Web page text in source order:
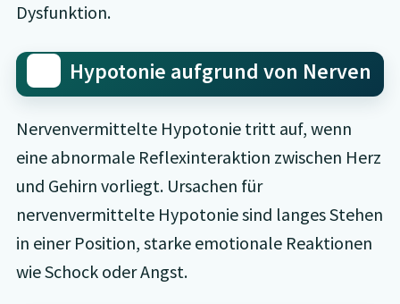
Dysfunktion.
Hypotonie aufgrund von Nerven
Nervenvermittelte Hypotonie tritt auf, wenn
eine abnormale Reflexinteraktion zwischen Herz
und Gehirn vorliegt. Ursachen für
nervenvermittelte Hypotonie sind langes Stehen
in einer Position, starke emotionale Reaktionen
wie Schock oder Angst.